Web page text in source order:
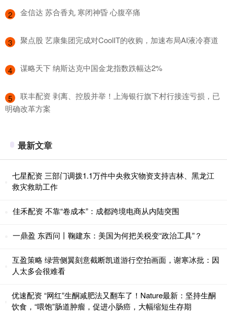
2 ​金信达 苏合香丸 寒闭神昏 心腹卒痛
3 ​聚点股 艺康集团完成对CoolIT的收购，加速布局AI液冷赛道
4 ​谋略天下 纳斯达克中国金龙指数跌幅达2%
5
​联丰配资 剥离、控股并举！上海银行旗下村行接连亏损，已
明确改革方案
最新文章
七星配资 三部门调拨1.1万件中央救灾物资支持吉林、黑龙江
救灾救助工作
佳禾配资 不靠“卷成本”：成都跨境电商从内陆突围
一鼎盈 东西问丨鞠建东：美国为何把关税变“政治工具”？
互盈策略 绿营侧翼刻意截断凯道游行空拍画面，谢寒冰批：因
人太多会很难看
优速配资 “网红”生酮减肥法又翻车了！Nature最新：坚持生酮
饮食，“喂饱”肠道肿瘤，促进小肠癌，大幅缩短生存期